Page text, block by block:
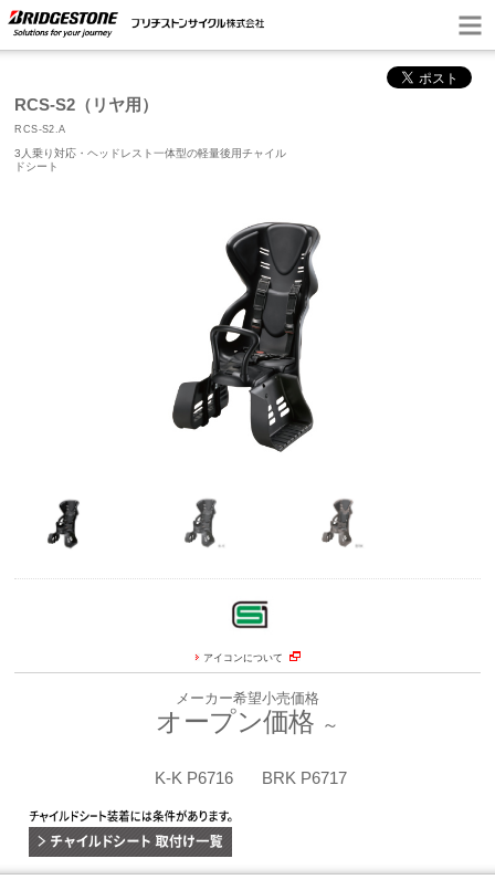
RCS-S2（リヤ用）
RCS-S2.A
3人乗り対応・ヘッドレスト一体型の軽量後用チャイル
ドシート
アイコンについて
メーカー希望小売価格
オープン価格 ～
K-K P6716 BRK P6717